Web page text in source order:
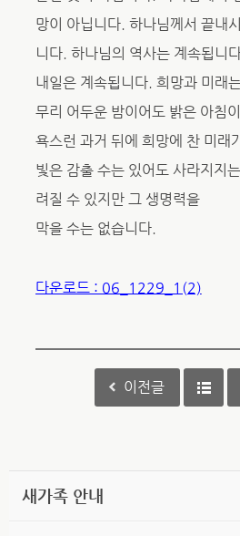
망이 아닙니다. 하나님께서 끝내
니다. 하나님의 역사는 계속됩니
내일은 계속됩니다. 희망과 미래
무리 어두운 밤이어도 밝은 아침
욕스런 과거 뒤에 희망에 찬 미래
빛은 감출 수는 있어도 사라지지
려질 수 있지만 그 생명력을
막을 수는 없습니다.
다운로드 : 06_1229_1(2)
이전글
새가족 안내